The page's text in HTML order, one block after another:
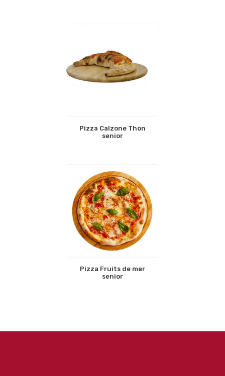
Pizza Calzone Thon
senior
Pizza Fruits de mer
senior